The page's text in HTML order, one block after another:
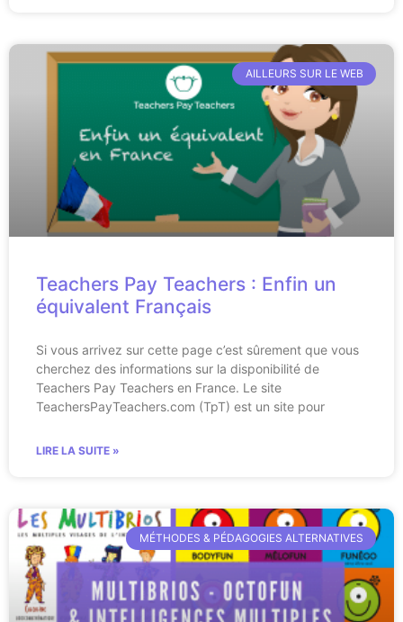
AILLEURS SUR LE WEB
Teachers Pay Teachers : Enfin un
équivalent Français
Si vous arrivez sur cette page c’est sûrement que vous
cherchez des informations sur la disponibilité de
Teachers Pay Teachers en France. Le site
TeachersPayTeachers.com (TpT) est un site pour
LIRE LA SUITE »
MÉTHODES & PÉDAGOGIES ALTERNATIVES